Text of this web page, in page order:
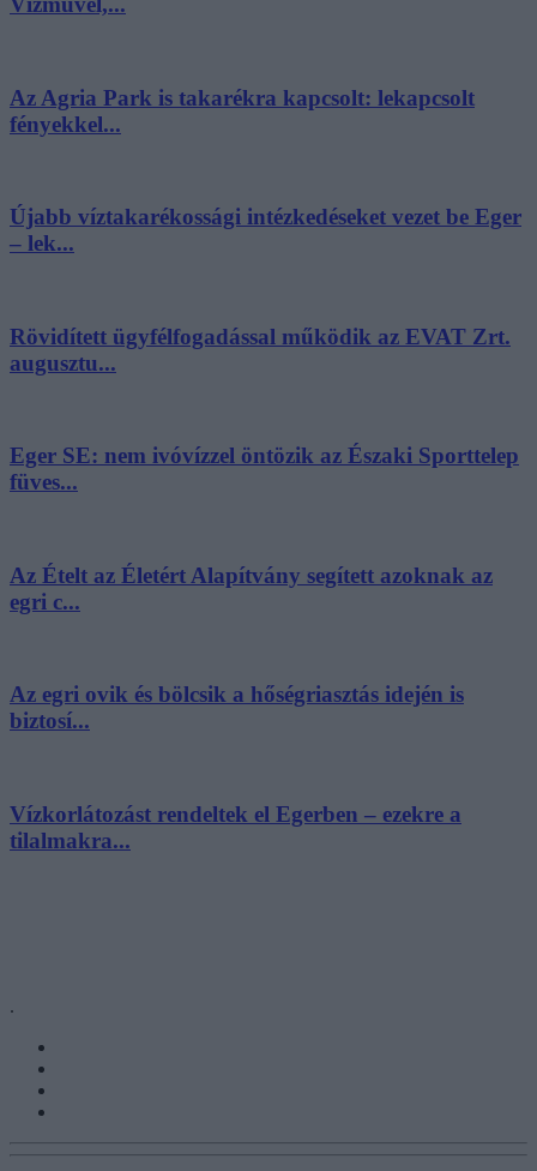
Az Agria Park is takarékra kapcsolt: lekapcsolt
fényekkel...
Újabb víztakarékossági intézkedéseket vezet be Eger
– lek...
Rövidített ügyfélfogadással működik az EVAT Zrt.
augusztu...
Eger SE: nem ivóvízzel öntözik az Északi Sporttelep
füves...
Az Ételt az Életért Alapítvány segített azoknak az
egri c...
Az egri ovik és bölcsik a hőségriasztás idején is
biztosí...
Vízkorlátozást rendeltek el Egerben – ezekre a
tilalmakra...
.